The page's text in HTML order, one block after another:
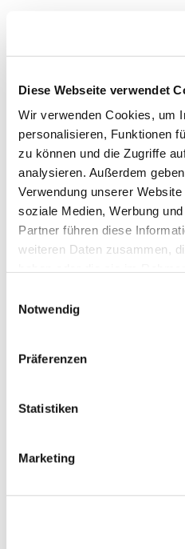
Diese Webseite verwendet
Wir verwenden Cookies, um
personalisieren, Funktionen
zu können und die Zugriffe
analysieren. Außerdem
Verwendung unserer
soziale Medien, Werbung
Partner führen diese
weiteren Daten zusammen,
Notwendig
Präferenzen
Statistiken
Marketing
Dies